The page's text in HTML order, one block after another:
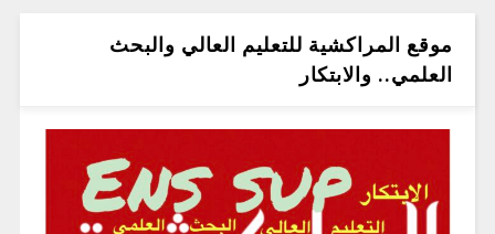
موقع المراكشية للتعليم العالي والبحث
العلمي.. والابتكار